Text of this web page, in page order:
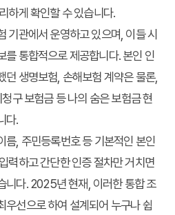
하게 확인할 수 있습니다.
기관에서 운영하고 있으며, 이들 시
를 통합적으로 제공합니다. 본인 인
던 생명보험, 손해보험 계약은 물론,
구 보험금 등 나의 숨은 보험금 현
다.
름, 주민등록번호 등 기본적인 본인
력하고 간단한 인증 절차만 거치면
니다. 2025년 현재, 이러한 통합 조
우선으로 하여 설계되어 누구나 쉽